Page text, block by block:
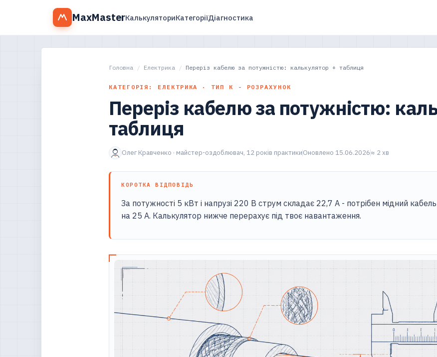
MaxMasterКалькуляториКатегоріїДіагностика
Головна / Електрика / Переріз кабелю за потужністю: калькулятор + таблиця
КАТЕГОРІЯ: ЕЛЕКТРИКА · ТИП К - РОЗРАХУНОК
Переріз кабелю за потужністю:
таблиця
Олег Кравченко · майстер-оздоблювач, 12 років практикиОновлено 15.06.2026≈ 2 хв
КОРОТКА ВІДПОВІДЬ
За потужності 5 кВт і напрузі 220 В струм складає 22,7 А - потрібен мідний
на 25 А. Калькулятор нижче перерахує під твоє навантаження.